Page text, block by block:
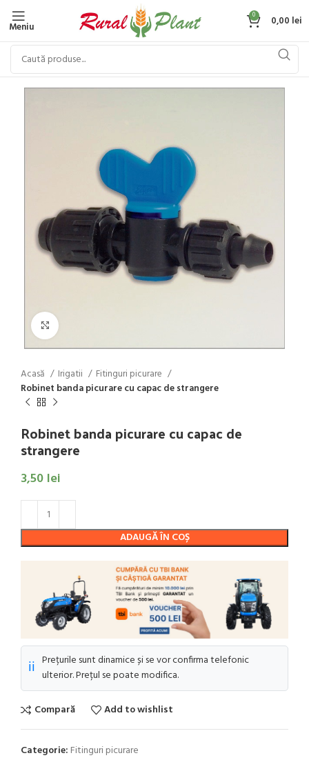
Meniu
0 0,00 lei
Acasă Irigatii
Fitinguri picurare
Robinet banda picurare cu capac de strangere
Robinet banda picurare cu capac de
strangere
3,50 lei
ADAUGĂ ÎN COȘ
ℹ️ Prețurile sunt dinamice și se vor confirma telefonic
ulterior. Prețul se poate modifica.
Compară Add to wishlist
Categorie: Fitinguri picurare